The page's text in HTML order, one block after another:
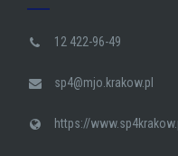
12 422-96-49
sp4@mjo.krakow.pl
https://